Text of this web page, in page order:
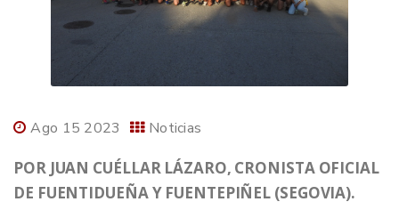
Ago 15 2023 Noticias
POR JUAN CUÉLLAR LÁZARO, CRONISTA OFICIAL
DE FUENTIDUEÑA Y FUENTEPIÑEL (SEGOVIA).